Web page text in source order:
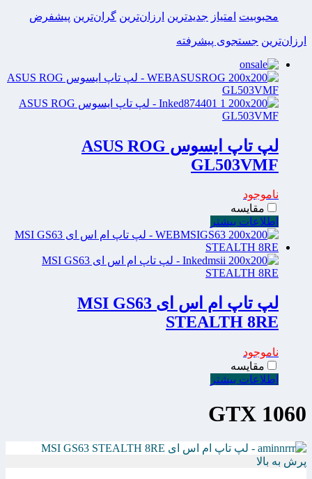
محبوبیت امتیاز جدیدترین ارزان‌ترین گران‌ترین پیشفرض
ارزان‌ترین جستجوی پیشرفته
لپ تاپ ایسوس ASUS ROG
GL503VMF
ناموجود
مقایسه
اطلاعات بیشتر
لپ تاپ ام اس ای MSI GS63
STEALTH 8RE
ناموجود
مقایسه
اطلاعات بیشتر
GTX 1060
پرش به بالا